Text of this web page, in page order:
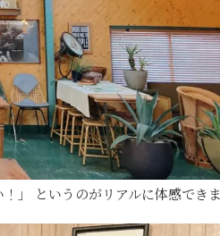
」 というのがリアルに体感できま